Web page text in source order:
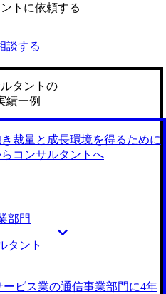
トに依頼する
談する
タントの
績一例
裁量と成長環境を得るために
コンサルタントへ
部門
タント
ビス業の通信事業部門に4年